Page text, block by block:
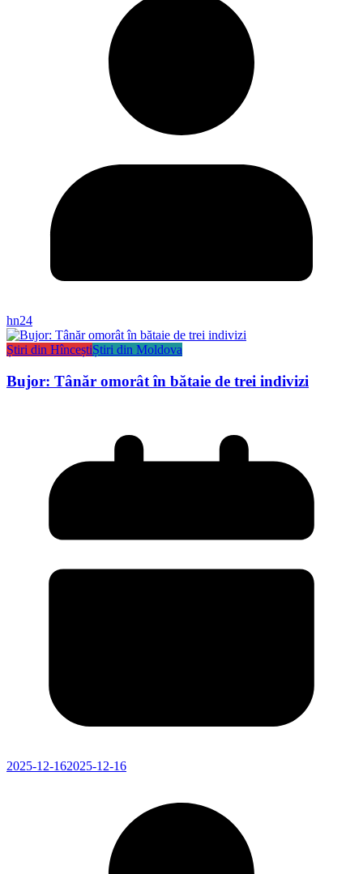
hn24
Știri din HînceștiȘtiri din Moldova
Bujor: Tânăr omorât în bătaie de trei indivizi
2025-12-162025-12-16